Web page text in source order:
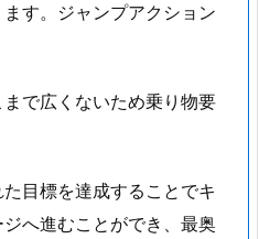
す。ジャンプアクション
で広くないため乗り物要
目標を達成することでキ
へ進むことができ、最奥